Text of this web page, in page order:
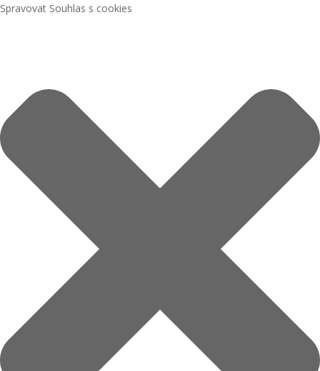
Spravovat Souhlas s cookies